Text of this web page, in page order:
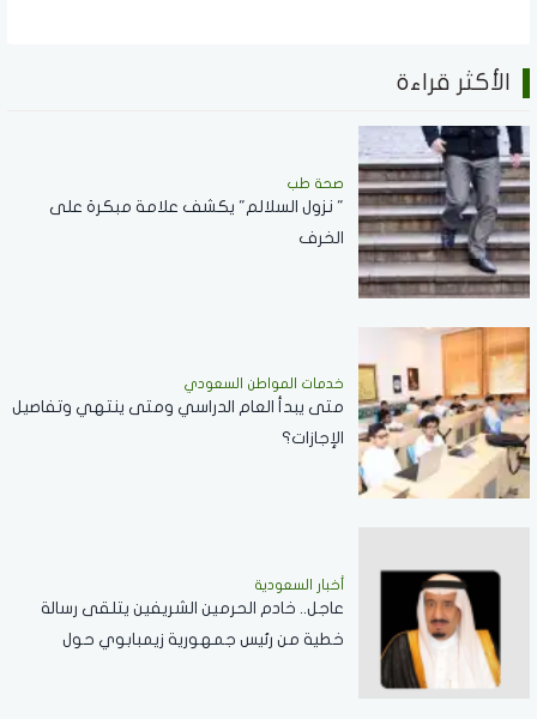
الأكثر قراءة
صحة طب
" نزول السلالم" يكشف علامة مبكرة على
الخرف
خدمات المواطن السعودي
‏متى يبدأ العام الدراسي ومتى ينتهي وتفاصيل
الإجازات؟
أخبار السعودية
عاجل.. خادم الحرمين الشريفين يتلقى رسالة
خطية من رئيس جمهورية زيمبابوي حول